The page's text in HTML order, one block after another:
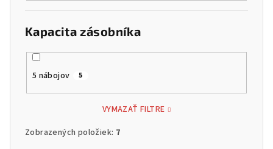
Kapacita zásobníka
5 nábojov 5
VYMAZAŤ FILTRE
Zobrazených položiek: 7